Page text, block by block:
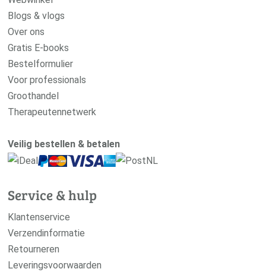
Blogs & vlogs
Over ons
Gratis E-books
Bestelformulier
Voor professionals
Groothandel
Therapeutennetwerk
Veilig bestellen & betalen
Service & hulp
Klantenservice
Verzendinformatie
Retourneren
Leveringsvoorwaarden